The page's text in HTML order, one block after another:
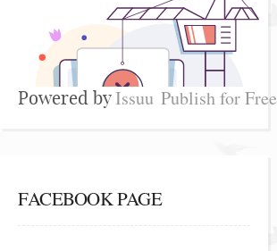
Powered byIssuu Publish for Free
FACEBOOK PAGE